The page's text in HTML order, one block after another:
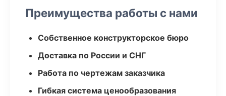
Преимущества работы с нами
Собственное конструкторское бюро
Доставка по России и СНГ
Работа по чертежам заказчика
Гибкая система ценообразования